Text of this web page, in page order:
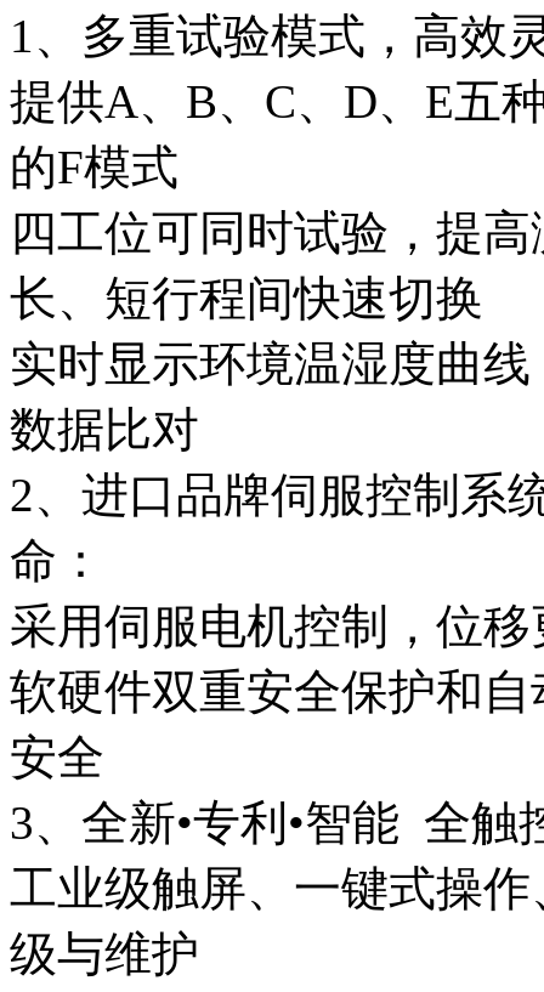
1、多重试验模式，高效
提供A、B、C、D、E五
的F模式
四工位可同时试验，提
长、短行程间快速切换
实时显示环境温湿度曲
数据比对
2、进口品牌伺服控制系
命：
采用伺服电机控制，位移
软硬件双重安全保护和
安全
3、全新•专利•智能 全触
工业级触屏、一键式操
级与维护